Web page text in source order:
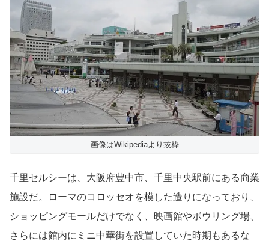
画像はWikipediaより抜粋
千里セルシーは、大阪府豊中市、千里中央駅前にある商業
施設だ。ローマのコロッセオを模した造りになっており、
ショッピングモールだけでなく、映画館やボウリング場、
さらには館内にミニ中華街を設置していた時期もあるな